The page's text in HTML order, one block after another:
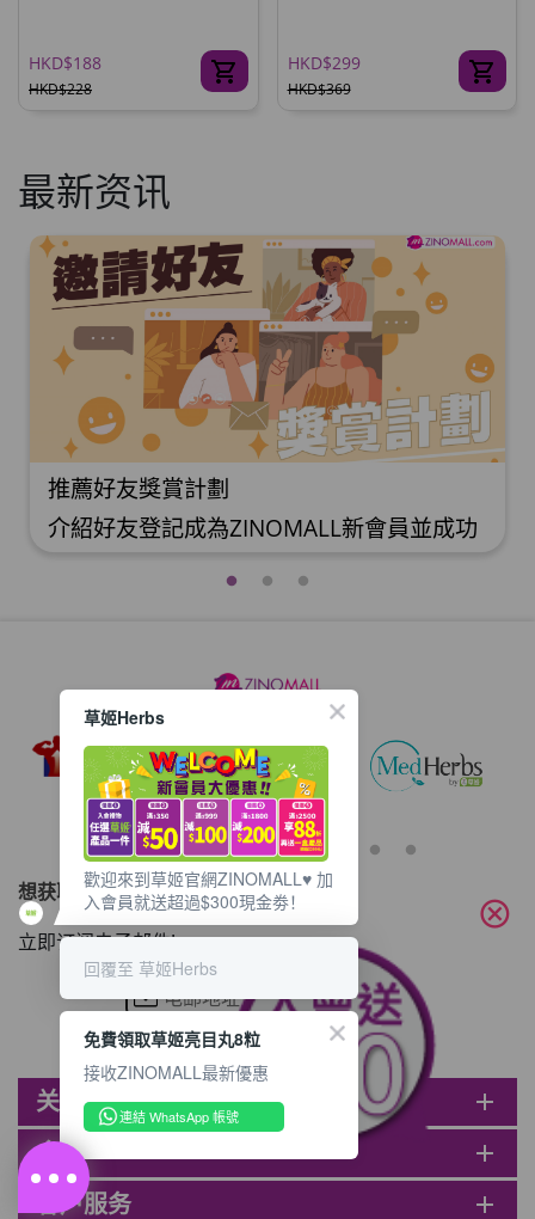
HKD$188
HKD$228
HKD$299
HKD$369
最新资讯
推薦好友獎賞計劃
介紹好友登記成為ZINOMALL新會員並成功
贈，你的好友亦可同時獲得$50Mall Dollar
的帳戶>>>邀請好友獎賞 中找到 好友推薦碼
(紅圈位置) 2. 會員可複製好友推薦碼並透過
Whatsapp / Facebook / Email分享給自己
好友。推薦好友次數不限，介紹愈多新朋
友，可獲得愈多Mall Dollar現金回贈。 3.
好友
想获取最新的优惠资讯？
立即订阅电子邮件!
关于ZINOMALL add
会员 add
客户服务 add
cancel
草姬Herbs
歡迎來到草姬官網ZINOMALL♥️ 加
入會員就送超過$300現金劵！
回覆至 草姬Herbs
免費領取草姬亮目丸8粒
接收ZINOMALL最新優惠
連結 WhatsApp 帳號